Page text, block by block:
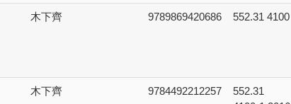
木下齊 9789869420686 552.31 4100
木下齊 9784492212257
552.31